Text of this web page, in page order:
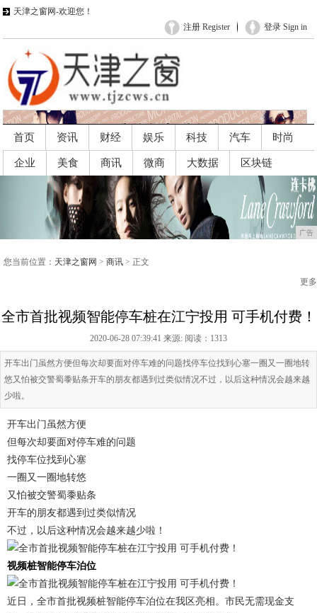
天津之窗网-欢迎您！
登录 Sign in
注册 Register
首页 资讯 财经 娱乐 科技 汽车 时尚
企业 美食 商讯 微商 大数据 区块链
广告
您当前位置： 天津之窗网 > 商讯 > 正文
更多
全市首批视频智能停车桩在江宁投用 可手机付费！
2020-06-28 07:39:41 来源: 阅读：1313
开车出门虽然方便但每次却要面对停车难的问题找停车位找到心塞一圈又一圈地转
悠又怕被交警蜀黍贴条开车的朋友都遇到过类似情况不过，以后这种情况会越来越
少啦。
开车出门虽然方便
但每次却要面对停车难的问题
找停车位找到心塞
一圈又一圈地转悠
又怕被交警蜀黍贴条
开车的朋友都遇到过类似情况
不过，以后这种情况会越来越少啦！
视频桩智能停车泊位
近日，全市首批视频桩智能停车泊位在我区亮相。市民无需现金支